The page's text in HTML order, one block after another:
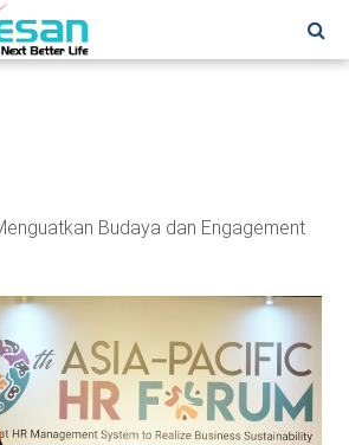
Budaya dan Engagement